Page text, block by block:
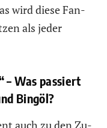
wird diese Fan-
als jeder
– Was passiert
Bingöl?
auch zu den Zu-